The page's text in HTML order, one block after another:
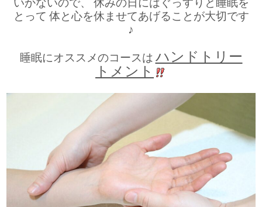
いかないので、
休みの日にはぐっすりと睡眠を
とって 体と心を休ませてあげることが大切です
♪
睡眠にオススメのコースは ハンドトリー
トメント